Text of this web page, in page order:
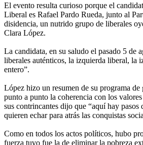
El evento resulta curioso porque el
Liberal es Rafael Pardo Rueda, junto al
disidencia, un nutrido grupo de liberales
Clara López.
La candidata, en su saludo el pasado 5 de
liberales auténticos, la izquierda liberal, la
entero”.
López hizo un resumen de su programa de
punto a punto la coherencia con los
sus contrincantes dijo que “aquí hay pasos
quieren echar para atrás las conquistas
Como en todos los actos políticos, hubo
fuerza tuvo fue la de eliminar la pobreza